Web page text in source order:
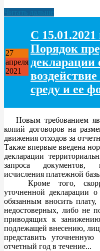
Читать дальше
27
апреля
2021
С
Порядок
декларации
среду и ее
Новым требованием
копий договоров на
движения отходов за
Также впервые введена
декларации
запроса документов,
исчисления платежной
Кроме того,
уточненной декларации
обязанным вносить
недостоверных, либо не
приводящих к
подлежащей внесению,
представить
отчетный год в течение...